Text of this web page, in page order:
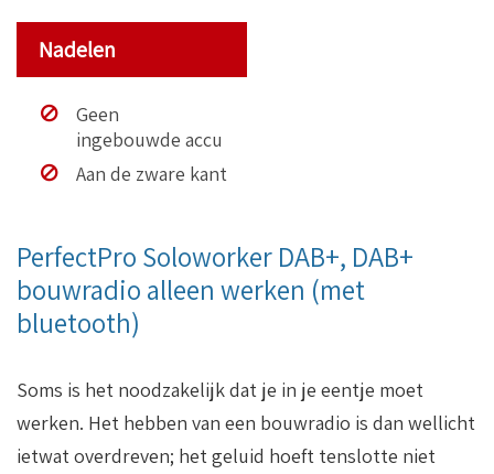
Nadelen
Geen
ingebouwde accu
Aan de zware kant
PerfectPro Soloworker DAB+, DAB+
bouwradio alleen werken (met
bluetooth)
Soms is het noodzakelijk dat je in je eentje moet
werken. Het hebben van een bouwradio is dan wellicht
ietwat overdreven; het geluid hoeft tenslotte niet